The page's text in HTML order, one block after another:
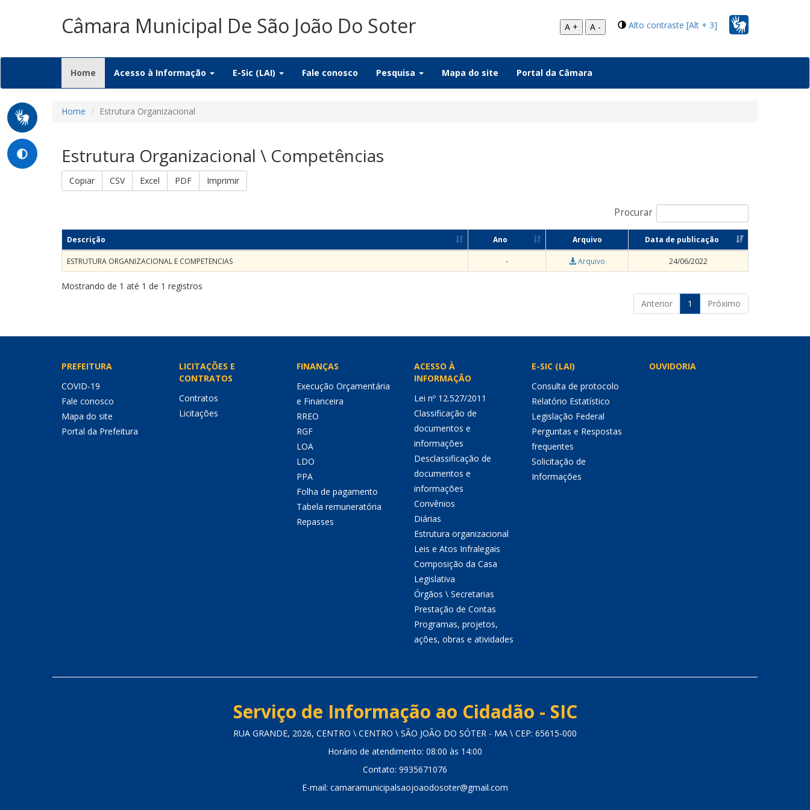
Câmara Municipal De São João Do Soter Alto contraste [Alt + 3]
A + A -
Home (current)
Acesso à Informação E-Sic (LAI) Fale conosco Pesquisa Mapa do site Portal da Câmara
Home Estrutura Organizacional
Estrutura Organizacional \ Competências
Copiar CSV Excel PDF Imprimir
Procurar
Descrição Ano Arquivo Data de publicação
ESTRUTURA ORGANIZACIONAL E COMPETENCIAS - Arquivo 24/06/2022
Mostrando de 1 até 1 de 1 registros
Anterior
1 Próximo
PREFEITURA
COVID-19
Fale conosco
Mapa do site
Portal da Prefeitura
LICITAÇÕES E
CONTRATOS
Contratos
Licitações
FINANÇAS
Execução Orçamentária
e Financeira
RREO
RGF
LOA
LDO
PPA
Folha de pagamento
Tabela remuneratória
Repasses
ACESSO À
INFORMAÇÃO
Lei nº 12.527/2011
Classificação de
documentos e
informações
Desclassificação de
documentos e
informações
Convênios
Diárias
Estrutura organizacional
Leis e Atos Infralegais
Composição da Casa
Legislativa
Órgãos \ Secretarias
Prestação de Contas
Programas, projetos,
ações, obras e atividades
E-SIC (LAI)
Consulta de protocolo
Relatório Estatístico
Legislação Federal
Perguntas e Respostas
frequentes
Solicitação de
Informações
OUVIDORIA
Serviço de Informação ao Cidadão - SIC
RUA GRANDE, 2026, CENTRO \ CENTRO \ SÃO JOÃO DO SÓTER - MA \ CEP: 65615-000
Horário de atendimento: 08:00 às 14:00
Contato: 9935671076
E-mail: camaramunicipalsaojoaodosoter@gmail.com